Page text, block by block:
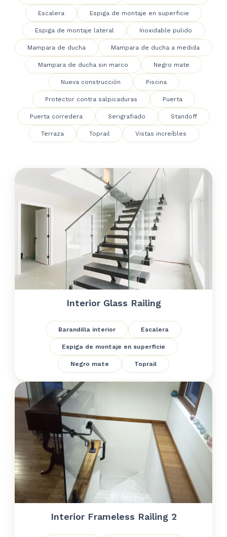
Escalera Espiga de montaje en superficie
Espiga de montaje lateral Inoxidable pulido
Mampara de ducha Mampara de ducha a medida
Mampara de ducha sin marco Negro mate
Nueva construcción Piscina
Protector contra salpicaduras Puerta
Puerta corredera Serigrafiado Standoff
Terraza Toprail Vistas increíbles
Interior Glass Railing
Barandilla interior Escalera
Espiga de montaje en superficie
Negro mate Toprail
Interior Frameless Railing 2